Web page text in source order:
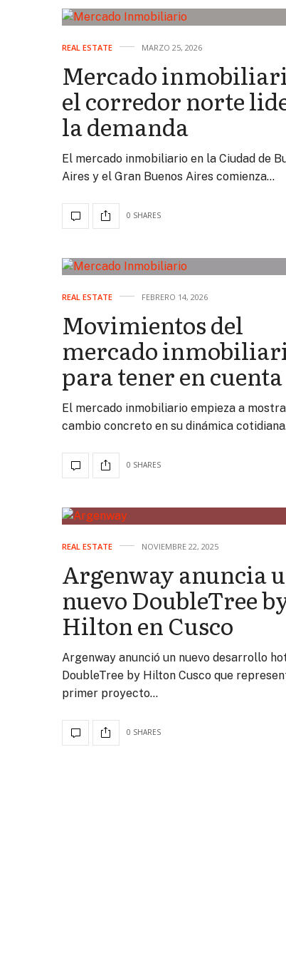
REAL ESTATE MARZO 25, 2026
Mercado
el corredor norte
la demanda
El mercado inmobiliario en la Ciudad de
Aires y el Gran Buenos Aires comienza…
0 SHARES
REAL ESTATE FEBRERO 14, 2026
Movimientos del
mercado
para tener en cuenta
El mercado inmobiliario empieza a
cambio concreto en su dinámica
0 SHARES
REAL ESTATE NOVIEMBRE 22, 2025
Argenway anuncia
nuevo DoubleTree
Hilton en Cusco
Argenway anunció un nuevo desarrollo
DoubleTree by Hilton Cusco que
primer proyecto…
0 SHARES